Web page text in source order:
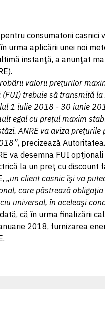
1 NOK= 0.4191
1 NZD= 2.6097
1 PLN= 1.1646
1 RSD
= 0.0425
1 SEK= 0.4526
1 TRY= 0.1141
1 XDR= 5.9383
1 ZAR= 0.2318
consumatorii casnici
urma aplicării unei noi
instanţă, a anunţat
valorii preţurilor
trebuie să transmită la
1 iulie 2018 - 30 iunie
egal cu preţul maxim
ANRE va aviza preţurile
, precizează Autoritatea.
va desemna FUI
la un preţ cu discount
„un client casnic îşi va
care păstrează
universal, în aceleaşi
că în urma finalizării
2018, furnizarea